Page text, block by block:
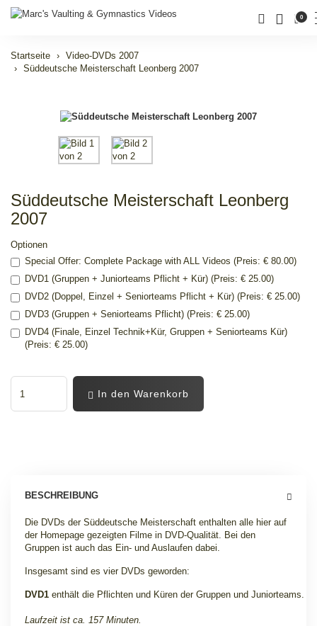
0
Startseite
Video-DVDs 2007
Süddeutsche Meisterschaft Leonberg 2007
Süddeutsche Meisterschaft Leonberg
2007
Optionen
Special Offer: Complete Package with ALL Videos (Preis: € 80.00)
DVD1 (Gruppen + Juniorteams Pflicht + Kür) (Preis: € 25.00)
DVD2 (Doppel, Einzel + Seniorteams Pflicht + Kür) (Preis: € 25.00)
DVD3 (Gruppen + Seniorteams Pflicht) (Preis: € 25.00)
DVD4 (Finale, Einzel Technik+Kür, Gruppen + Seniorteams Kür)
(Preis: € 25.00)
In den Warenkorb
BESCHREIBUNG
Die DVDs der Süddeutsche Meisterschaft enthalten alle hier auf
der Homepage gezeigten Filme in DVD-Qualität. Bei den
Gruppen ist auch das Ein- und Auslaufen dabei.
Insgesamt sind es vier DVDs geworden:
DVD1 enthält die Pflichten und Küren der Gruppen und Juniorteams.
Laufzeit ist ca. 157 Minuten.